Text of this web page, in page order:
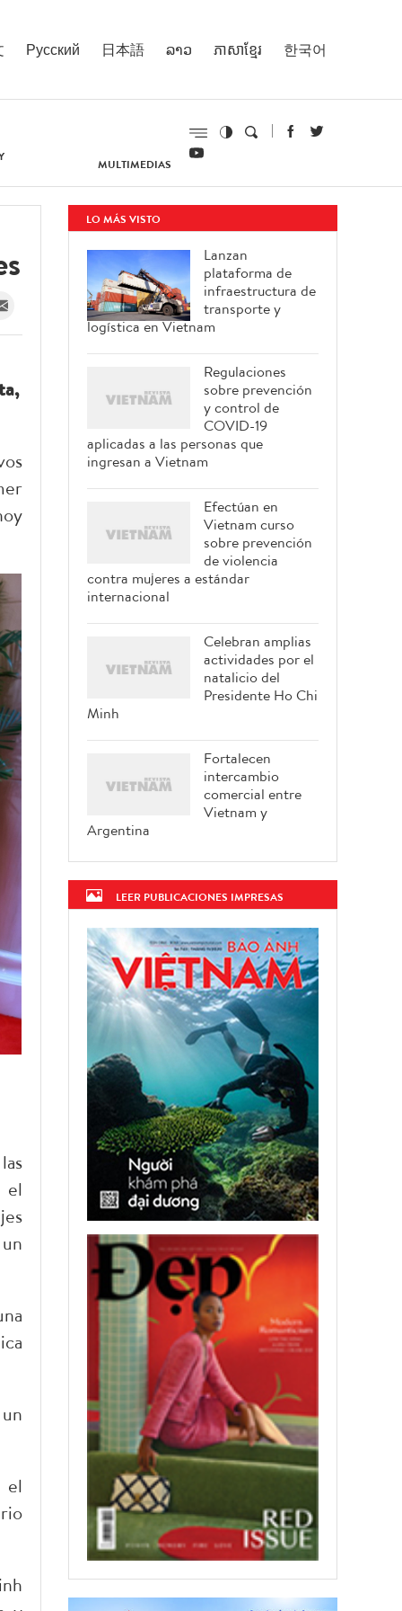
Русский 日本語 ລາວ ភាសាខ្មែរ 한국어
MULTIMEDIAS
el
el
LO MÁS VISTO
Lanzan
plataforma de
infraestructura de
transporte y
logística en Vietnam
Regulaciones
sobre prevención
y control de
COVID-19
aplicadas a las personas que
ingresan a Vietnam
Efectúan en
Vietnam curso
sobre prevención
de violencia
contra mujeres a estándar
internacional
Celebran amplias
actividades por el
natalicio del
Presidente Ho Chi
Minh
Fortalecen
intercambio
comercial entre
Vietnam y
Argentina
LEER PUBLICACIONES IMPRESAS